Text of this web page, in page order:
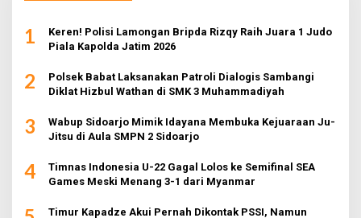
1
Keren! Polisi Lamongan Bripda Rizqy Raih Juara 1 Judo
Piala Kapolda Jatim 2026
2
Polsek Babat Laksanakan Patroli Dialogis Sambangi
Diklat Hizbul Wathan di SMK 3 Muhammadiyah
3
Wabup Sidoarjo Mimik Idayana Membuka Kejuaraan Ju-
Jitsu di Aula SMPN 2 Sidoarjo
4
Timnas Indonesia U-22 Gagal Lolos ke Semifinal SEA
Games Meski Menang 3-1 dari Myanmar
Timur Kapadze Akui Pernah Dikontak PSSI, Namun